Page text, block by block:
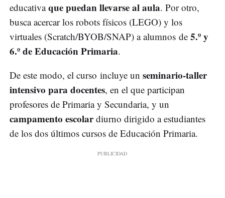
educativaque puedan llevarse al aula. Por otro,
busca acercar los robots físicos (LEGO) y los
virtuales (Scratch/BYOB/SNAP) a alumnos de 5.º y
6.º de Educación Primaria.
De este modo, el curso incluye un seminario-taller
intensivo para docentes, en el que participan
profesores de Primaria y Secundaria, y un
campamento escolardiurno dirigido a estudiantes
de los dos últimos cursos de Educación Primaria.